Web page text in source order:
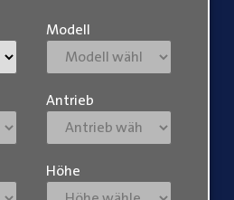
Modell
Antrieb
Höhe